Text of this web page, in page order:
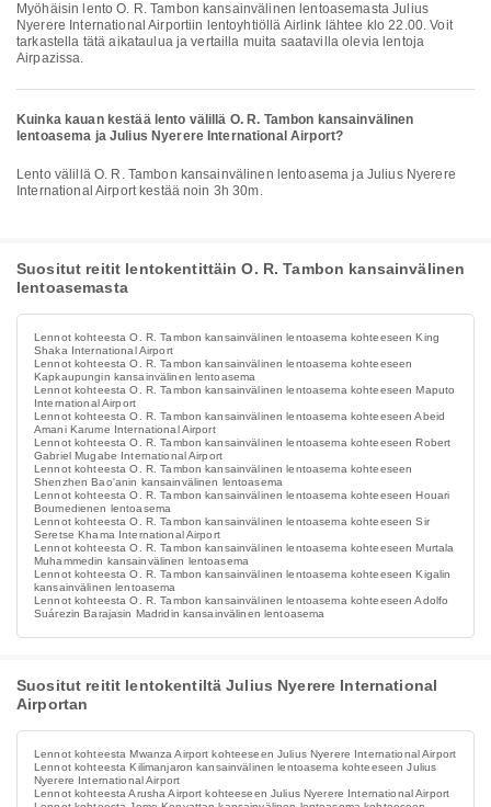
Myöhäisin lento O. R. Tambon kansainvälinen lentoasemasta Julius
Nyerere International Airportiin lentoyhtiöllä Airlink lähtee klo 22.00. Voit
tarkastella tätä aikataulua ja vertailla muita saatavilla olevia lentoja
Airpazissa.
Kuinka kauan kestää lento välillä O. R. Tambon kansainvälinen
lentoasema ja Julius Nyerere International Airport?
Lento välillä O. R. Tambon kansainvälinen lentoasema ja Julius Nyerere
International Airport kestää noin 3h 30m.
Suositut reitit lentokentittäin O. R. Tambon kansainvälinen
lentoasemasta
Lennot kohteesta O. R. Tambon kansainvälinen lentoasema kohteeseen King
Shaka International Airport
Lennot kohteesta O. R. Tambon kansainvälinen lentoasema kohteeseen
Kapkaupungin kansainvälinen lentoasema
Lennot kohteesta O. R. Tambon kansainvälinen lentoasema kohteeseen Maputo
International Airport
Lennot kohteesta O. R. Tambon kansainvälinen lentoasema kohteeseen Abeid
Amani Karume International Airport
Lennot kohteesta O. R. Tambon kansainvälinen lentoasema kohteeseen Robert
Gabriel Mugabe International Airport
Lennot kohteesta O. R. Tambon kansainvälinen lentoasema kohteeseen
Shenzhen Bao'anin kansainvälinen lentoasema
Lennot kohteesta O. R. Tambon kansainvälinen lentoasema kohteeseen Houari
Boumedienen lentoasema
Lennot kohteesta O. R. Tambon kansainvälinen lentoasema kohteeseen Sir
Seretse Khama International Airport
Lennot kohteesta O. R. Tambon kansainvälinen lentoasema kohteeseen Murtala
Muhammedin kansainvälinen lentoasema
Lennot kohteesta O. R. Tambon kansainvälinen lentoasema kohteeseen Kigalin
kansainvälinen lentoasema
Lennot kohteesta O. R. Tambon kansainvälinen lentoasema kohteeseen Adolfo
Suárezin Barajasin Madridin kansainvälinen lentoasema
Suositut reitit lentokentiltä Julius Nyerere International
Airportan
Lennot kohteesta Mwanza Airport kohteeseen Julius Nyerere International Airport
Lennot kohteesta Kilimanjaron kansainvälinen lentoasema kohteeseen Julius
Nyerere International Airport
Lennot kohteesta Arusha Airport kohteeseen Julius Nyerere International Airport